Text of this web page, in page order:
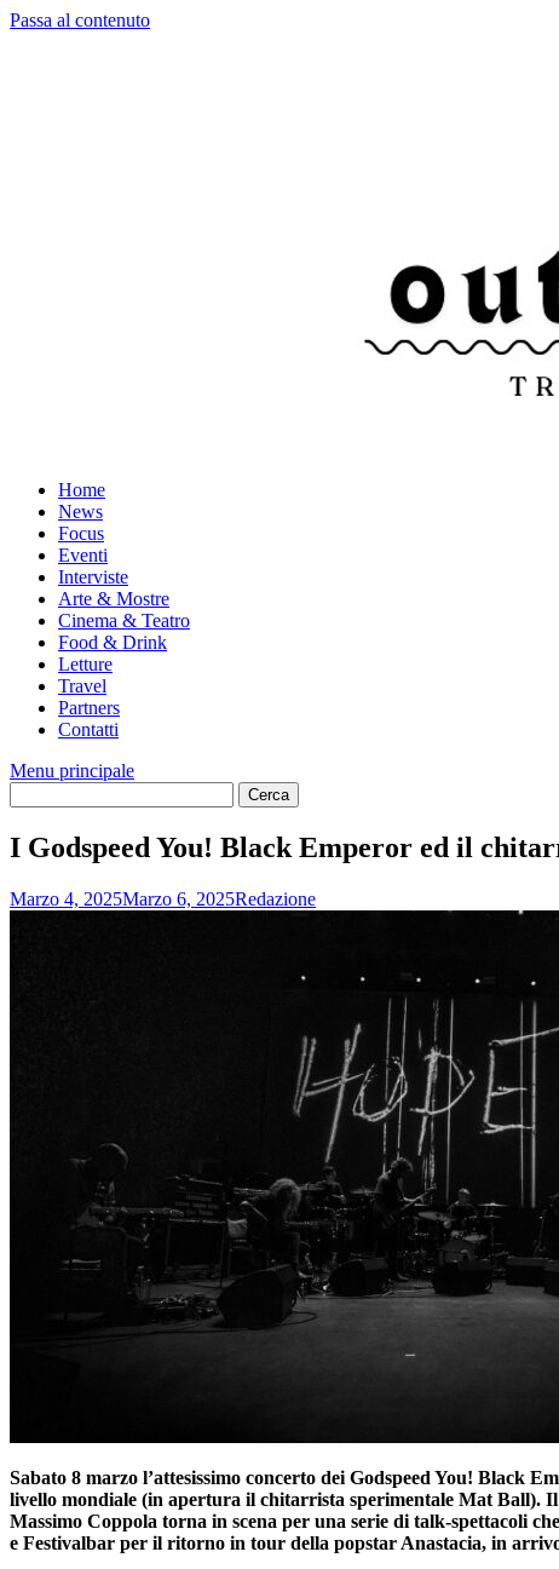
Passa al contenuto
Home
News
Focus
Eventi
Interviste
Arte & Mostre
Cinema & Teatro
Food & Drink
Letture
Travel
Partners
Contatti
Menu principale
I Godspeed You! Black Emperor ed il
Marzo 4, 2025Marzo 6, 2025Redazione
Sabato 8 marzo l’attesissimo concerto dei Godspeed You! Black
livello mondiale (in apertura il chitarrista sperimentale Mat Ball).
Massimo Coppola torna in scena per una serie di talk-spettacoli
e Festivalbar per il ritorno in tour della popstar Anastacia, in